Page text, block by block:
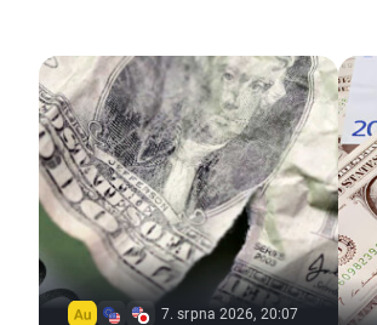
7. srpna 2026, 20:07